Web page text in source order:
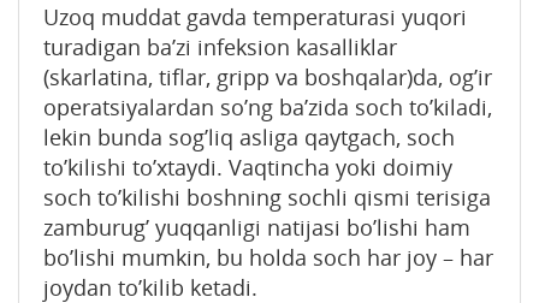
Uzoq muddat gavda temperaturasi yuqori
turadigan ba’zi infeksion kasalliklar
(skarlatina, tiflar, gripp va boshqalar)da, og’ir
operatsiyalardan so’ng ba’zida soch to’kiladi,
lekin bunda sog’liq asliga qaytgach, soch
to’kilishi to’xtaydi. Vaqtincha yoki doimiy
soch to’kilishi boshning sochli qismi terisiga
zamburug’ yuqqanligi natijasi bo’lishi ham
bo’lishi mumkin, bu holda soch har joy – har
joydan to’kilib ketadi.